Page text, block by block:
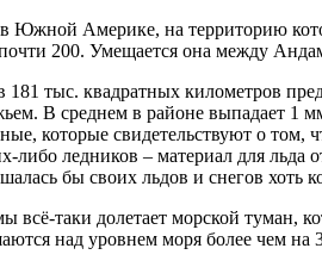
Южной Америке, на территорию
200. Умещается она между
тыс. квадратных километров
В среднем в районе выпадает 1
которые свидетельствуют о том,
ледников – материал для льда
бы своих льдов и снегов хоть
всё-таки долетает морской туман,
над уровнем моря более чем